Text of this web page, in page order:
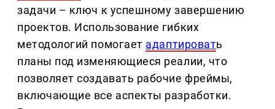
задачи – ключ к успешному завершению
проектов. Использование гибких
методологий помогает адаптировать
планы под изменяющиеся реалии, что
позволяет создавать рабочие фреймы,
включающие все аспекты разработки.